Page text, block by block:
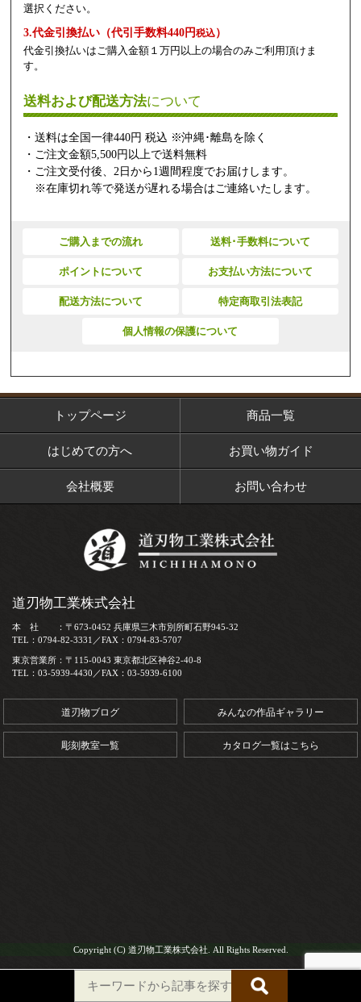
選択ください。
3.代金引換払い（代引手数料440円税込）
代金引換払いはご購入金額１万円以上の場合のみご利用頂けま
す。
送料および配送方法について
・送料は全国一律440円 税込 ※沖縄･離島を除く
・ご注文金額5,500円以上で送料無料
・ご注文受付後、2日から1週間程度でお届けします。
※在庫切れ等で発送が遅れる場合はご連絡いたします。
ご購入までの流れ 送料･手数料について
ポイントについて お支払い方法について
配送方法について 特定商取引法表記
個人情報の保護について
トップページ 商品一覧
はじめての方へ お買い物ガイド
会社概要 お問い合わせ
道刃物工業株式会社
本 社 ：〒673-0452 兵庫県三木市別所町石野945-32
TEL：0794-82-3331／FAX：0794-83-5707
東京営業所：〒115-0043 東京都北区神谷2-40-8
TEL：03-5939-4430／FAX：03-5939-6100
道刃物ブログ みんなの作品ギャラリー
彫刻教室一覧 カタログ一覧はこちら
Copyright (C) 道刃物工業株式会社. All Rights Reserved.